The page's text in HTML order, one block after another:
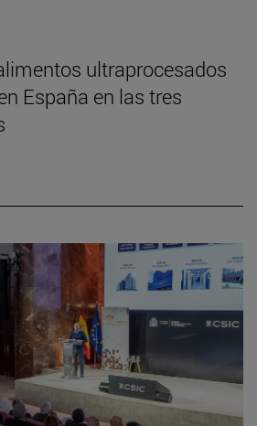
ultraprocesados
España en las tres